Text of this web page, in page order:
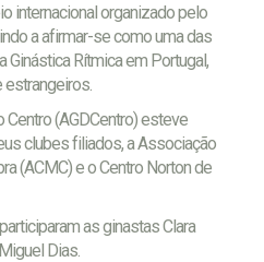
internacional organizado pelo
a afirmar-se como uma das
Rítmica em Portugal,
estrangeiros.
(AGDCentro) esteve
clubes filiados, a Associação
(ACMC) e o Centro Norton de
as ginastas Clara
Dias.